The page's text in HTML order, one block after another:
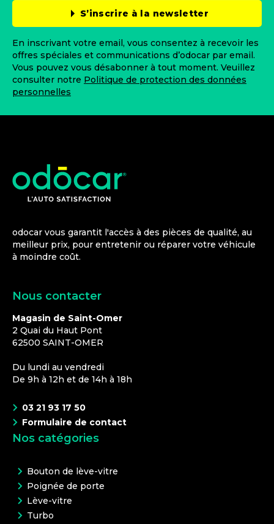
S’inscrire à la newsletter
En inscrivant votre email, vous consentez à recevoir les
offres spéciales et communications d’odocar par email.
Vous pouvez vous désabonner à tout moment. Veuillez
consulter notre Politique de protection des données
personnelles
odocar vous garantit l'accès à des pièces de qualité, au
meilleur prix, pour entretenir ou réparer votre véhicule
à moindre coût.
Nous contacter
Magasin de Saint-Omer
2 Quai du Haut Pont
62500 SAINT-OMER
Du lundi au vendredi
De 9h à 12h et de 14h à 18h
03 21 93 17 50
Formulaire de contact
Nos catégories
Bouton de lève-vitre
Poignée de porte
Lève-vitre
Turbo